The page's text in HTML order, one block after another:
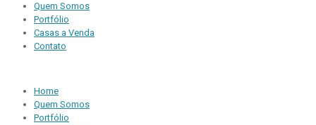
Quem Somos
Portfólio
Casas a Venda
Contato
Home
Quem Somos
Portfólio